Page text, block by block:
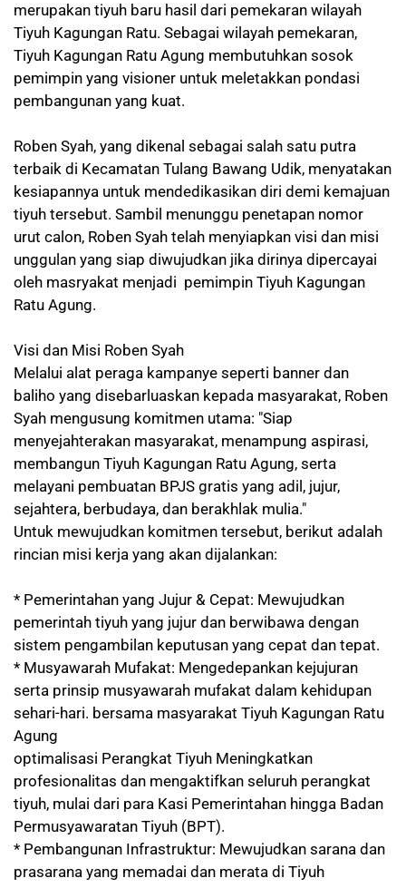
merupakan tiyuh baru hasil dari pemekaran wilayah
Tiyuh Kagungan Ratu. Sebagai wilayah pemekaran,
Tiyuh Kagungan Ratu Agung membutuhkan sosok
pemimpin yang visioner untuk meletakkan pondasi
pembangunan yang kuat.
Roben Syah, yang dikenal sebagai salah satu putra
terbaik di Kecamatan Tulang Bawang Udik, menyatakan
kesiapannya untuk mendedikasikan diri demi kemajuan
tiyuh tersebut. Sambil menunggu penetapan nomor
urut calon, Roben Syah telah menyiapkan visi dan misi
unggulan yang siap diwujudkan jika dirinya dipercayai
oleh masryakat menjadi pemimpin Tiyuh Kagungan
Ratu Agung.
Visi dan Misi Roben Syah
Melalui alat peraga kampanye seperti banner dan
baliho yang disebarluaskan kepada masyarakat, Roben
Syah mengusung komitmen utama: "Siap
menyejahterakan masyarakat, menampung aspirasi,
membangun Tiyuh Kagungan Ratu Agung, serta
melayani pembuatan BPJS gratis yang adil, jujur,
sejahtera, berbudaya, dan berakhlak mulia."
Untuk mewujudkan komitmen tersebut, berikut adalah
rincian misi kerja yang akan dijalankan:
* Pemerintahan yang Jujur & Cepat: Mewujudkan
pemerintah tiyuh yang jujur dan berwibawa dengan
sistem pengambilan keputusan yang cepat dan tepat.
* Musyawarah Mufakat: Mengedepankan kejujuran
serta prinsip musyawarah mufakat dalam kehidupan
sehari-hari. bersama masyarakat Tiyuh Kagungan Ratu
Agung
optimalisasi Perangkat Tiyuh Meningkatkan
profesionalitas dan mengaktifkan seluruh perangkat
tiyuh, mulai dari para Kasi Pemerintahan hingga Badan
Permusyawaratan Tiyuh (BPT).
* Pembangunan Infrastruktur: Mewujudkan sarana dan
prasarana yang memadai dan merata di Tiyuh